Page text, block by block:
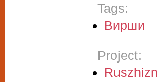
Tags:
Вирши
Project:
Ruszhizn